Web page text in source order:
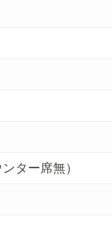
ター席無）